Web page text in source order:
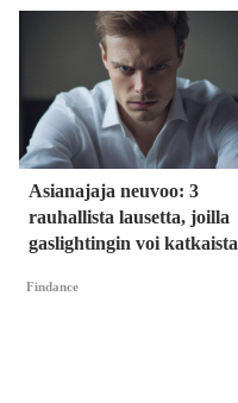
Asianajaja neuvoo: 3
rauhallista lausetta, joilla
gaslightingin voi katkaista
Findance